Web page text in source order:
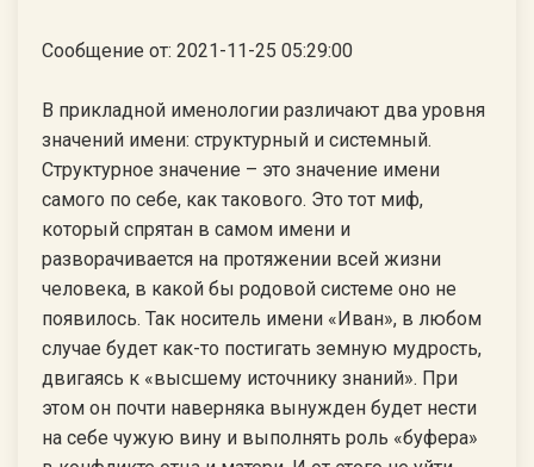
Сообщение от: 2021-11-25 05:29:00
В прикладной именологии различают два уровня
значений имени: структурный и системный.
Структурное значение – это значение имени
самого по себе, как такового. Это тот миф,
который спрятан в самом имени и
разворачивается на протяжении всей жизни
человека, в какой бы родовой системе оно не
появилось. Так носитель имени «Иван», в любом
случае будет как-то постигать земную мудрость,
двигаясь к «высшему источнику знаний». При
этом он почти наверняка вынужден будет нести
на себе чужую вину и выполнять роль «буфера»